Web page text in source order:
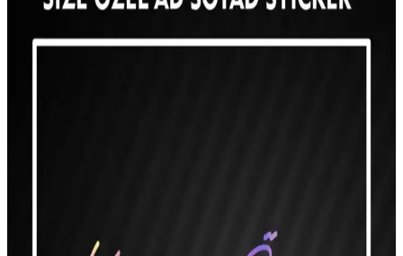
Ev dekorasyonunda tatlı süslemeleri kullanarak mekanlara estetik ve
Türk Bayraklı Kan Grubu Yaması: Estetik ve
Dayanıklı Kişisel İfade Aksesuarı